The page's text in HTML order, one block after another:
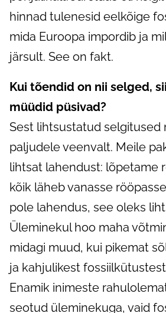
hinnad tulenesid eelkõige
mida Euroopa impordib ja
järsult. See on fakt.
Kui tõendid on nii selged,
müüdid püsivad?
Sest lihtsustatud selgitused
paljudele veenvalt. Meile
lihtsat lahendust: lõpetame
kõik läheb vanasse
pole lahendus, see oleks
Üleminekul hoo maha
midagi muud, kui pikemat
ja kahjulikest
Enamik inimeste
seotud üleminekuga, vaid